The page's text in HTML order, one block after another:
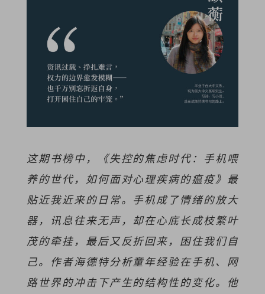
这期书榜中，《失控的焦虑时代：手机喂
养的世代，如何面对心理疾病的瘟疫》最
贴近我近来的日常。手机成了情绪的放大
器，讯息往来无声，却在心底长成枝繁叶
茂的牵挂，最后又反折回来，困住我们自
己。作者海德特分析童年经验在手机、网
路世界的冲击下产生的结构性的变化。他